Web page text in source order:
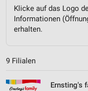
Klicke auf das Logo
Informationen
erhalten.
9 Filialen
Ernsting's